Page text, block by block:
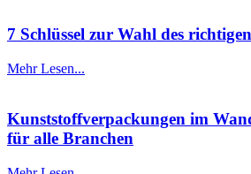
7 Schlüssel zur Wahl des
Mehr Lesen...
Kunststoffverpackungen im
für alle Branchen